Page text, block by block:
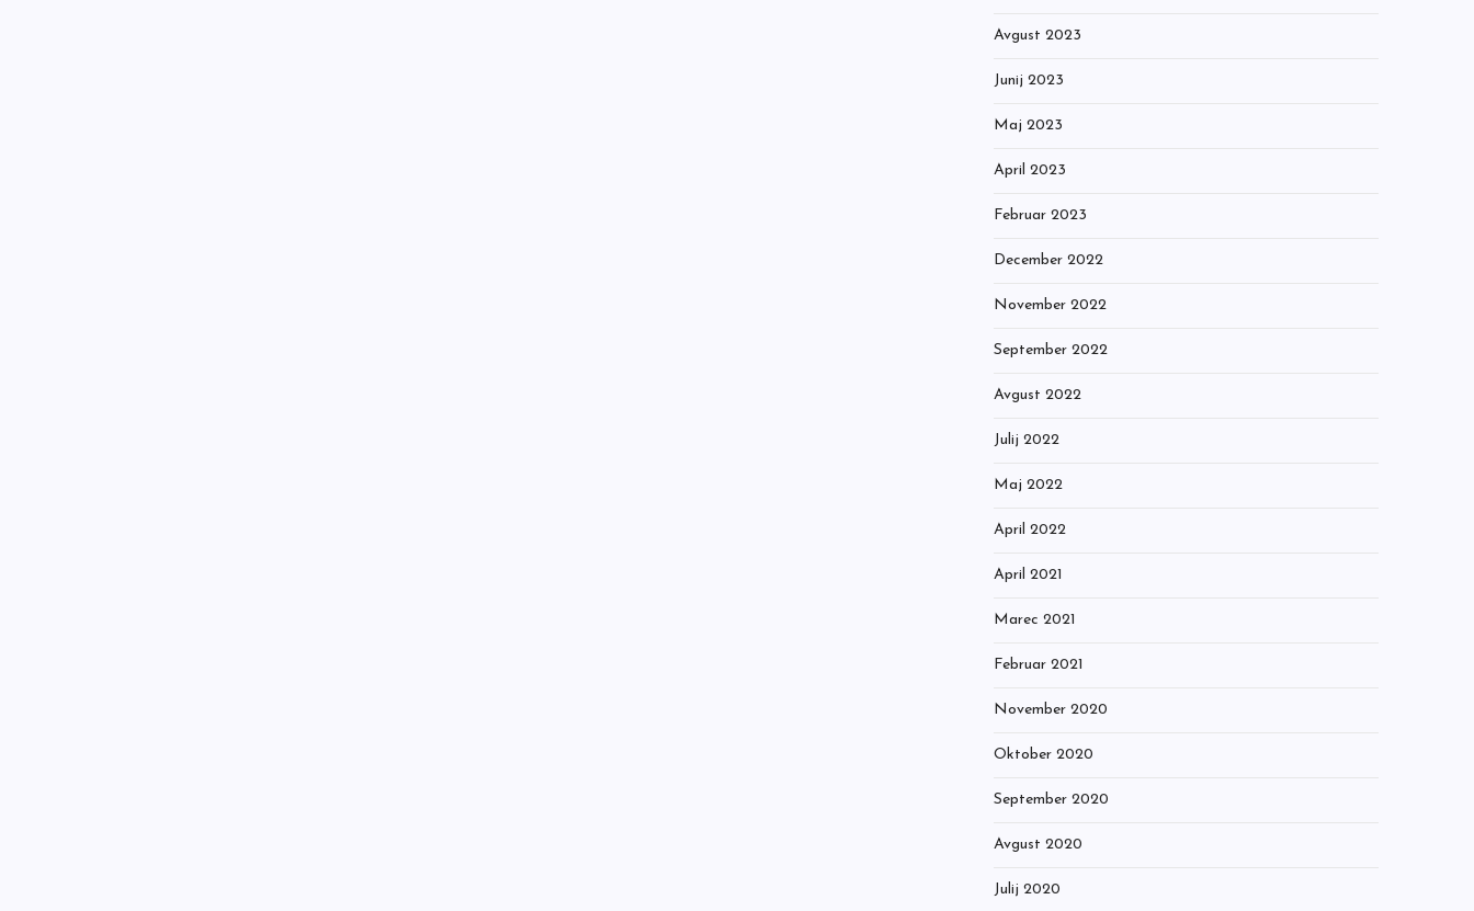
Avgust 2023
Junij 2023
Maj 2023
April 2023
Februar 2023
December 2022
November 2022
September 2022
Avgust 2022
Julij 2022
Maj 2022
April 2022
April 2021
Marec 2021
Februar 2021
November 2020
Oktober 2020
September 2020
Avgust 2020
Julij 2020